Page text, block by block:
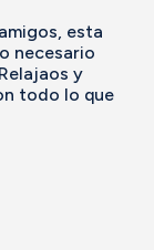
esta
necesario
y
todo lo que